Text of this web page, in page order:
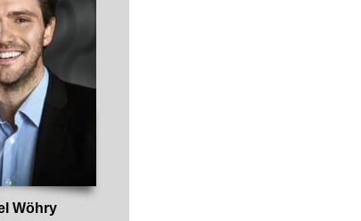
Wöhry